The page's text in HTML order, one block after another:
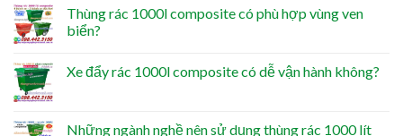
Thùng rác 1000l composite có phù hợp vùng ven
biển?
Xe đẩy rác 1000l composite có dễ vận hành không?
Những ngành nghề nên sử dụng thùng rác 1000 lít